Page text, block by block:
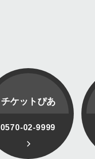
チケットぴあ
0570-02-9999